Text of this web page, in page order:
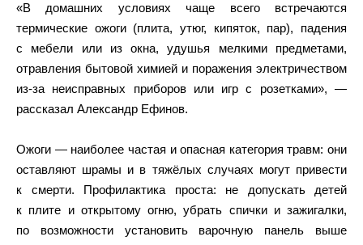
«В домашних условиях чаще всего встречаются
термические ожоги (плита, утюг, кипяток, пар), падения
с мебели или из окна, удушья мелкими предметами,
отравления бытовой химией и поражения электричеством
из‑за неисправных приборов или игр с розетками», —
рассказал Александр Ефинов.
Ожоги — наиболее частая и опасная категория травм: они
оставляют шрамы и в тяжёлых случаях могут привести
к смерти. Профилактика проста: не допускать детей
к плите и открытому огню, убрать спички и зажигалки,
по возможности установить варочную панель выше